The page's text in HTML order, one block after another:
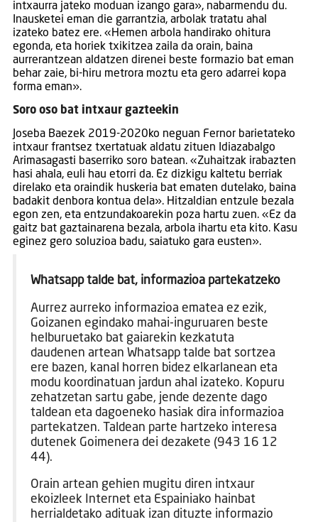
intxaurra jateko moduan izango gara», nabarmendu du.
Inausketei eman die garrantzia, arbolak tratatu ahal
izateko batez ere. «Hemen arbola handirako ohitura
egonda, eta horiek txikitzea zaila da orain, baina
aurrerantzean aldatzen direnei beste formazio bat eman
behar zaie, bi-hiru metrora moztu eta gero adarrei kopa
forma eman».
Soro oso bat intxaur gazteekin
Joseba Baezek 2019-2020ko neguan Fernor barietateko
intxaur frantsez txertatuak aldatu zituen Idiazabalgo
Arimasagasti baserriko soro batean. «Zuhaitzak irabazten
hasi ahala, euli hau etorri da. Ez dizkigu kaltetu berriak
direlako eta oraindik huskeria bat ematen dutelako, baina
badakit denbora kontua dela». Hitzaldian entzule bezala
egon zen, eta entzundakoarekin poza hartu zuen. «Ez da
gaitz bat gaztainarena bezala, arbola ihartu eta kito. Kasu
eginez gero soluzioa badu, saiatuko gara eusten».
Whatsapp talde bat, informazioa partekatzeko
Aurrez aurreko informazioa ematea ez ezik,
Goizanen egindako mahai-inguruaren beste
helburuetako bat gaiarekin kezkatuta
daudenen artean Whatsapp talde bat sortzea
ere bazen, kanal horren bidez elkarlanean eta
modu koordinatuan jardun ahal izateko. Kopuru
zehatzetan sartu gabe, jende dezente dago
taldean eta dagoeneko hasiak dira informazioa
partekatzen. Taldean parte hartzeko interesa
dutenek Goimenera dei dezakete (943 16 12
44).
Orain artean gehien mugitu diren intxaur
ekoizleek Internet eta Espainiako hainbat
herrialdetako adituak izan dituzte informazio